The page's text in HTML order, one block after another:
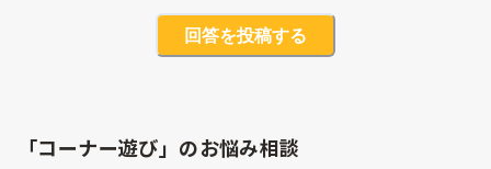
回答を投稿する
「コーナー遊び」のお悩み相談